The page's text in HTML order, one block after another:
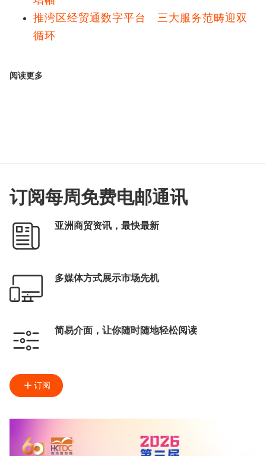
推湾区经贸通数字平台 三大服务范畴迎双
循环
阅读更多
订阅每周免费电邮通讯
亚洲商贸资讯，最快最新
多媒体方式展示市场先机
简易介面，让你随时随地轻松阅读
订阅